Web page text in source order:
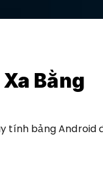
Bằng
tính bảng Android